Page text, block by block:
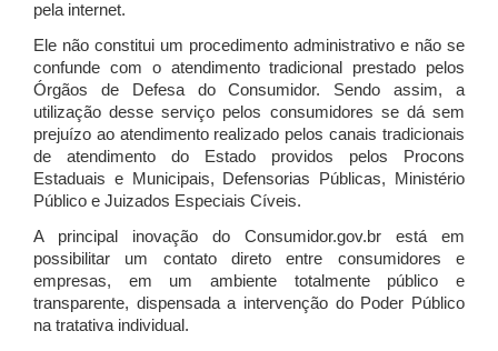
pela internet.
Ele não constitui um procedimento administrativo e não se
confunde com o atendimento tradicional prestado pelos
Órgãos de Defesa do Consumidor. Sendo assim, a
utilização desse serviço pelos consumidores se dá sem
prejuízo ao atendimento realizado pelos canais tradicionais
de atendimento do Estado providos pelos Procons
Estaduais e Municipais, Defensorias Públicas, Ministério
Público e Juizados Especiais Cíveis.
A principal inovação do Consumidor.gov.br está em
possibilitar um contato direto entre consumidores e
empresas, em um ambiente totalmente público e
transparente, dispensada a intervenção do Poder Público
na tratativa individual.